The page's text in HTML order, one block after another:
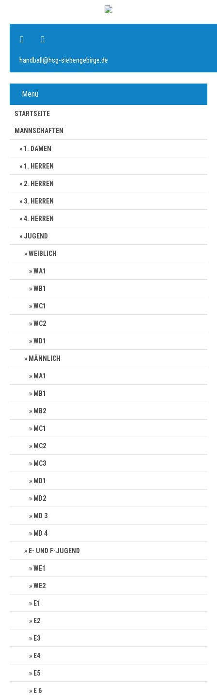
handball@hsg-siebengebirge.de
Menü
STARTSEITE
MANNSCHAFTEN
1. DAMEN
1. HERREN
2. HERREN
3. HERREN
4. HERREN
JUGEND
WEIBLICH
WA1
WB1
WC1
WC2
WD1
MÄNNLICH
MA1
MB1
MB2
MC1
MC2
MC3
MD1
MD2
MD 3
MD 4
E- UND F-JUGEND
WE1
WE2
E1
E2
E3
E4
E5
E 6